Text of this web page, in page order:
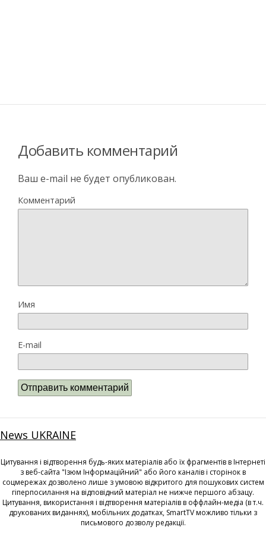
Добавить комментарий
Ваш e-mail не будет опубликован.
Комментарий
Имя
E-mail
News UKRAINE
Цитування і відтворення будь-яких матеріалів або їх фрагментів в Інтернеті
з веб-сайта "Ізюм Інформаційний" або його каналів і сторінок в
соцмережах дозволено лише з умовою відкритого для пошукових систем
гіперпосилання на відповідний матеріал не нижче першого абзацу.
Цитування, використання і відтворення матеріалів в оффлайн-медіа (в т.ч.
друкованих виданнях), мобільних додатках, SmartTV можливо тільки з
письмового дозволу редакції.